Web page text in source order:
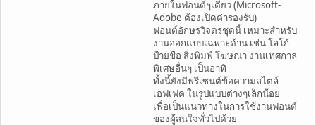
ภายในฟอนต์ๆเดียว (Microsoft-
Adobe ต้องเปิดค่ารองรับ)
ฟอนต์อักษรวิจตรชุดนี้ เหมาะสำหรับ
งานออกแบบเฉพาะด้าน เช่น โลโก้
ป้ายชื่อ สิ่งพิมพ์ โฆษณา งานเทศกาล
พิเศษอื่นๆ เป็นอาทิ
ทั้งนี้ยังมีพรีเซนต์ข้อความสไตล์
เอฟเฟค ในรูปแบบต่างๆเล็กน้อย
เพื่อเป็นแนวทางในการใช้งานฟอนต์
ของผู้สนใจทั่วไปด้วย